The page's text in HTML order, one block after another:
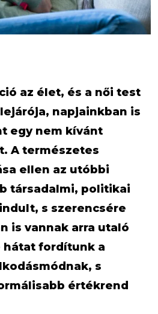
az élet, és a női test
napjainkban is
egy nem kívánt
A természetes
ellen az utóbbi
társadalmi, politikai
s szerencsére
is vannak arra utaló
hátat fordítunk a
s
értékrend